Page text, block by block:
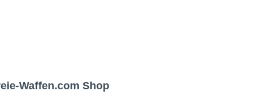
Waffen.com Shop